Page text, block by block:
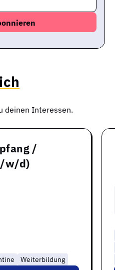
deinen Interessen.
/
w/d)
Weiterbildung